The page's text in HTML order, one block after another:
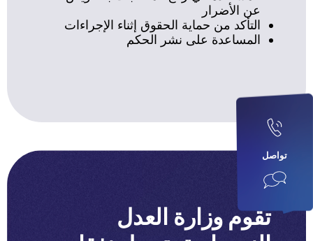
تواصل
عن الأضرار
التأكد من حماية الحقوق إثناء الإجراءات
المساعدة على نشر الحكم
تقوم وزارة العدل